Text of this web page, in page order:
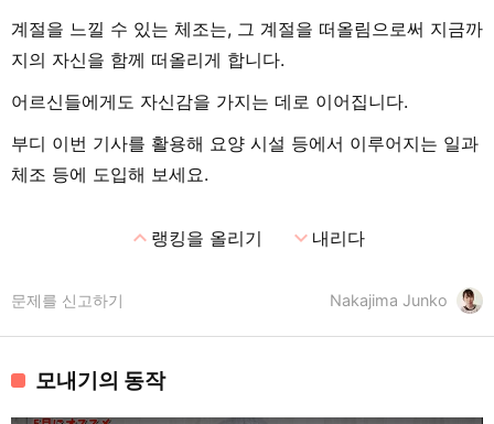
계절을 느낄 수 있는 체조는, 그 계절을 떠올림으로써 지금까
지의 자신을 함께 떠올리게 합니다.
어르신들에게도 자신감을 가지는 데로 이어집니다.
부디 이번 기사를 활용해 요양 시설 등에서 이루어지는 일과
체조 등에 도입해 보세요.
expand_less랭킹을 올리기 expand_more내리다
Nakajima Junko
문제를 신고하기
모내기의 동작